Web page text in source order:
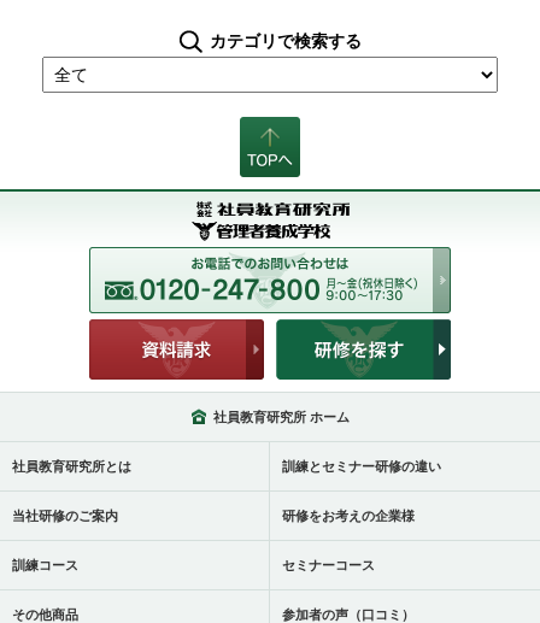
カテゴリで検索する
社員教育研究所 ホーム
社員教育研究所とは 訓練とセミナー研修の違い
当社研修のご案内 研修をお考えの企業様
訓練コース セミナーコース
その他商品 参加者の声（口コミ）